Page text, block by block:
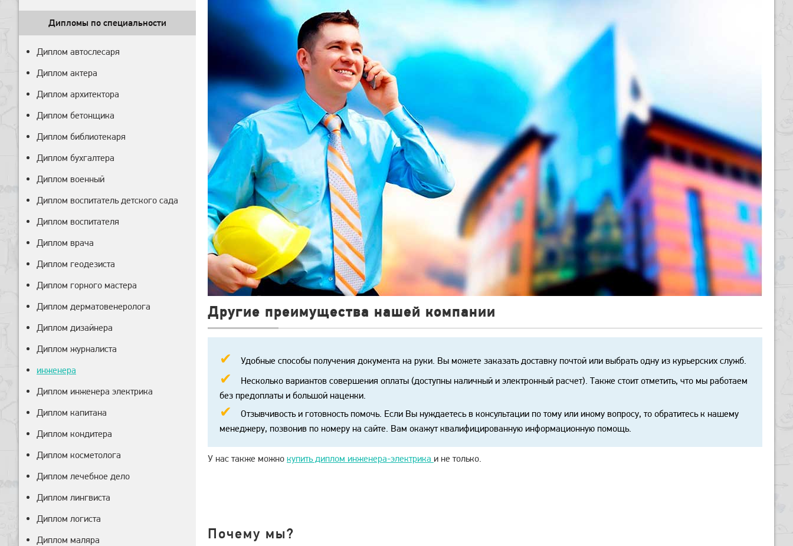
Другие преимущества нашей компании
Удобные способы получения документа на руки. Вы можете заказать доставку почтой или выбрать одну из курьерских служб.
Несколько вариантов совершения оплаты (доступны наличный и электронный расчет). Также стоит отметить, что мы работаем
без предоплаты и большой наценки.
Отзывчивость и готовность помочь. Если Вы нуждаетесь в консультации по тому или иному вопросу, то обратитесь к нашему
менеджеру, позвонив по номеру на сайте. Вам окажут квалифицированную информационную помощь.
У нас также можно купить диплом инженера-электрика и не только.
Почему мы?
Дипломы по специальности
Диплом автослесаря
Диплом актера
Диплом архитектора
Диплом бетонщика
Диплом библиотекаря
Диплом бухгалтера
Диплом военный
Диплом воспитатель детского сада
Диплом воспитателя
Диплом врача
Диплом геодезиста
Диплом горного мастера
Диплом дерматовенеролога
Диплом дизайнера
Диплом журналиста
инженера
Диплом инженера электрика
Диплом капитана
Диплом кондитера
Диплом косметолога
Диплом лечебное дело
Диплом лингвиста
Диплом логиста
Диплом маляра